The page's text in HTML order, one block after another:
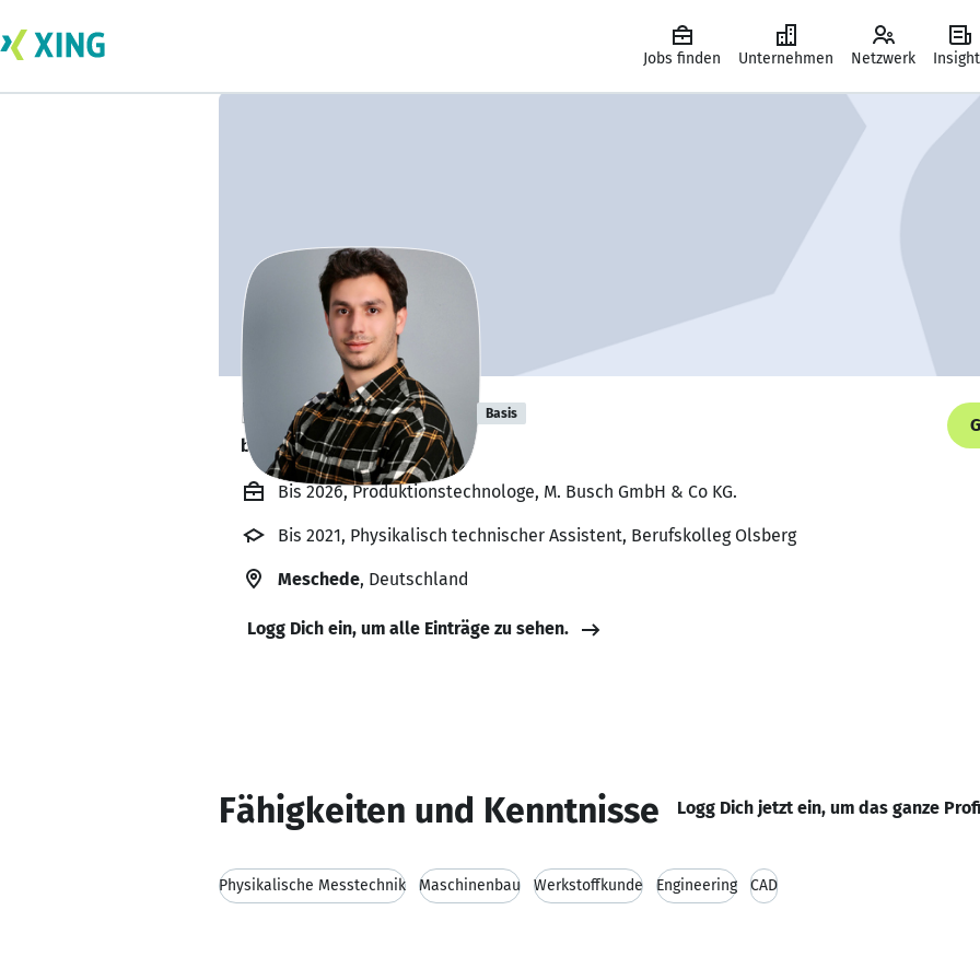
Jobs finden Unternehmen Netzwerk
Emirhan Bayram Basis
bildet sich zurzeit weiter. 🎓
Bis 2026, Produktionstechnologe, M. Busch GmbH & Co KG.
Bis 2021, Physikalisch technischer Assistent, Berufskolleg Olsberg
Meschede, Deutschland
Logg Dich ein, um alle Einträge zu sehen.
Fähigkeiten und Kenntnisse Logg Dich jetzt ein, um das ganze
Physikalische Messtechnik Maschinenbau Werkstoffkunde Engineering CAD